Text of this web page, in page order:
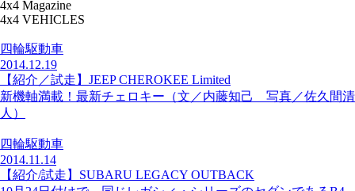
4x4 Magazine
4x4 VEHICLES
四輪駆動車
2014.12.19
【紹介／試走】JEEP CHEROKEE Limited
新機軸満載！最新チェロキー（文／内藤知己 写真／佐久間清
人）
四輪駆動車
2014.11.14
【紹介/試走】SUBARU LEGACY OUTBACK